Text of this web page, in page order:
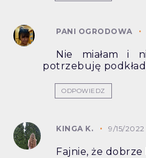
PANI OGRODOWA
Nie miałam i
potrzebuję
ODPOWIEDZ
KINGA K. 9/15/2022
Fajnie, że dobrze